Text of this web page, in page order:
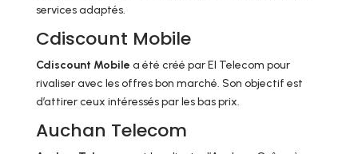
services adaptés.
Cdiscount Mobile
Cdiscount Mobile a été créé par EI Telecom pour
rivaliser avec les offres bon marché. Son objectif est
d’attirer ceux intéressés par les bas prix.
Auchan Telecom